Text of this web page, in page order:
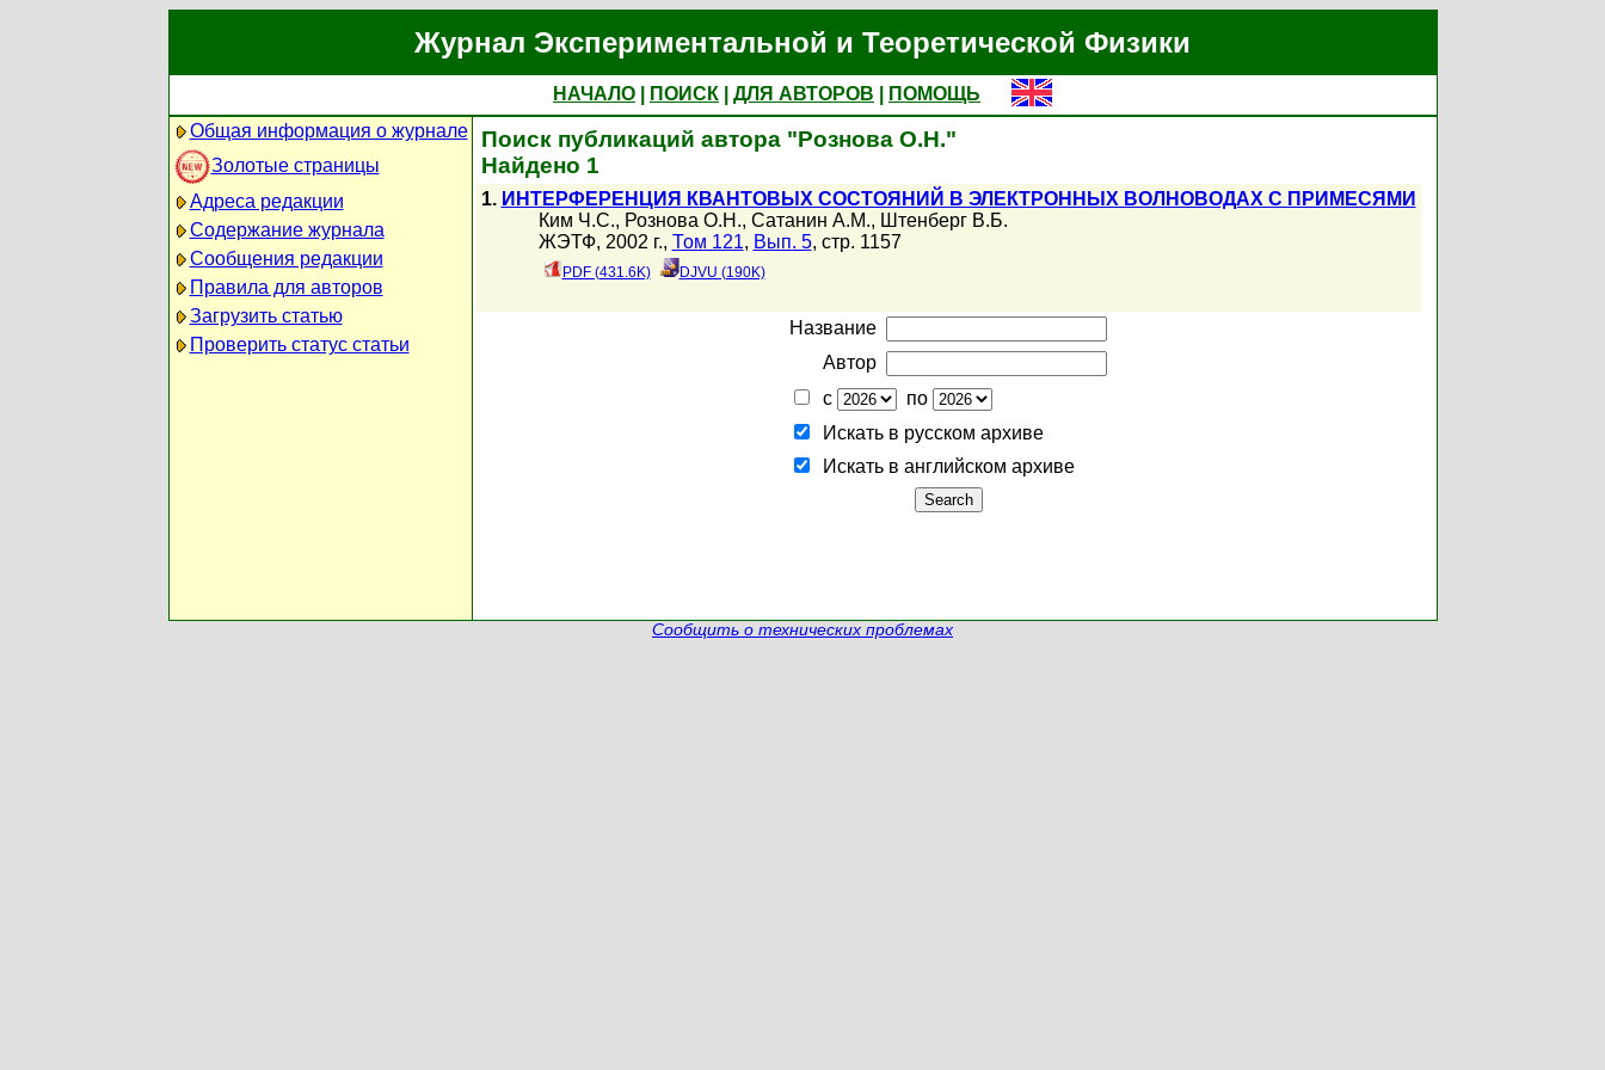
Журнал Экспериментальной и Теоретической Физики
НАЧАЛО ПОИСК ДЛЯ АВТОРОВ
ПОМОЩЬ
Общая информация о журнале
Золотые страницы
Адреса редакции
Содержание журнала
Сообщения редакции
Правила для авторов
Загрузить статью
Проверить статус статьи
Поиск публикаций автора "Рознова О.Н."
Найдено 1
1. ИНТЕРФЕРЕНЦИЯ КВАНТОВЫХ СОСТОЯНИЙ В ЭЛЕКТРОННЫХ ВОЛНОВОДАХ С ПРИМЕСЯМИ
Ким Ч.С., Рознова О.Н., Сатанин А.М., Штенберг В.Б.
ЖЭТФ, 2002 г., Том 121, Вып. 5, стр. 1157
PDF (431.6K) DJVU (190K)
Название
Автор
с
по
Искать в русском архиве
Искать в английском архиве
Сообщить о технических проблемах